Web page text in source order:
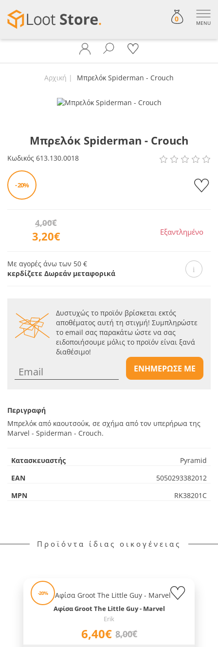
0 MENU
Αρχική Μπρελόκ Spiderman - Crouch
Μπρελόκ Spiderman - Crouch
Κωδικός 613.130.0018
- 20%
3,20€
4,00€
Εξαντλημένο
Με αγορές άνω των 50 €
κερδίζετε Δωρεάν μεταφορικά
Δυστυχώς το προϊόν βρίσκεται εκτός
αποθέματος αυτή τη στιγμή! Συμπληρώστε
το email σας παρακάτω ώστε να σας
ειδοποιήσουμε μόλις το προϊόν είναι ξανά
διαθέσιμο!
ΕΝΗΜΕΡΩΣΕ ΜΕ
Περιγραφή
Μπρελόκ από καουτσούκ, σε σχήμα από τον υπερήρωα της
Marvel - Spiderman - Crouch.
Κατασκευαστής
Pyramid
EAN
5050293382012
MPN
RK38201C
Προϊόντα ίδιας οικογένειας
-20%
Αφίσα Groot The Little Guy - Marvel
Erik
6,40€ 8,00€